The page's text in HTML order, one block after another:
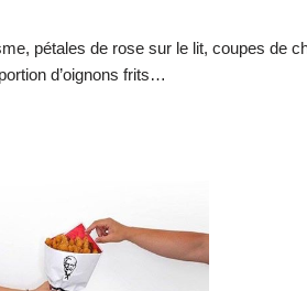
pétales de rose sur le lit, coupes de
d’oignons frits…